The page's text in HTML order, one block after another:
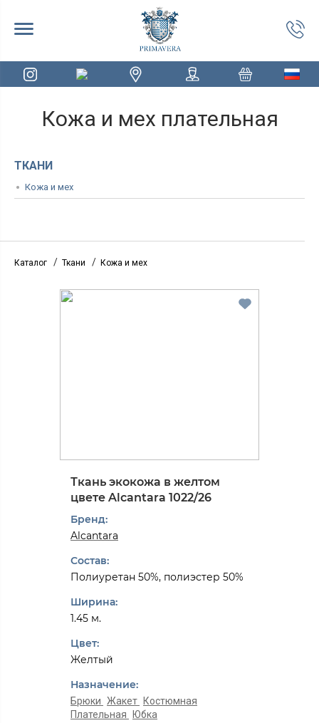
Кожа и мех плательная
ТКАНИ
Кожа и мех
Каталог / Ткани / Кожа и мех
Ткань экокожа в желтом
цвете Alcantarа 1022/26
Бренд:
Alcantarа
Состав:
Полиуретан 50%, полиэстер 50%
Ширина:
1.45 м.
Цвет:
Желтый
Назначение:
Брюки Жакет
Костюмная
Плательная
Юбка